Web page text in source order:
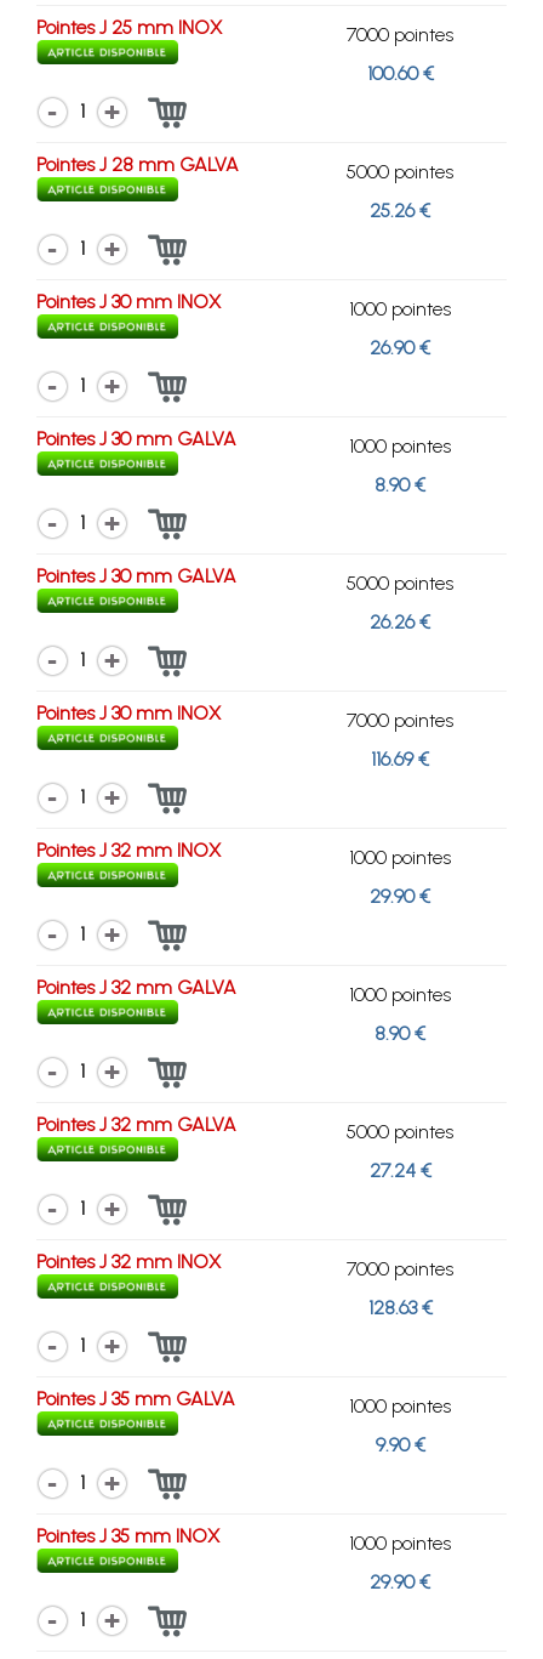
Pointes J 25 mm INOX
7000 pointes
100.60 €
1
Pointes J 28 mm GALVA
5000 pointes
25.26 €
1
Pointes J 30 mm INOX
1000 pointes
26.90 €
1
Pointes J 30 mm GALVA
1000 pointes
8.90 €
1
Pointes J 30 mm GALVA
5000 pointes
26.26 €
1
Pointes J 30 mm INOX
7000 pointes
116.69 €
1
Pointes J 32 mm INOX
1000 pointes
29.90 €
1
Pointes J 32 mm GALVA
1000 pointes
8.90 €
1
Pointes J 32 mm GALVA
5000 pointes
27.24 €
1
Pointes J 32 mm INOX
7000 pointes
128.63 €
1
Pointes J 35 mm GALVA
1000 pointes
9.90 €
1
Pointes J 35 mm INOX
1000 pointes
29.90 €
1